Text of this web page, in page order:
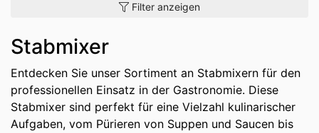
Filter anzeigen
Stabmixer
Entdecken Sie unser Sortiment an Stabmixern für den
professionellen Einsatz in der Gastronomie. Diese
Stabmixer sind perfekt für eine Vielzahl kulinarischer
Aufgaben, vom Pürieren von Suppen und Saucen bis